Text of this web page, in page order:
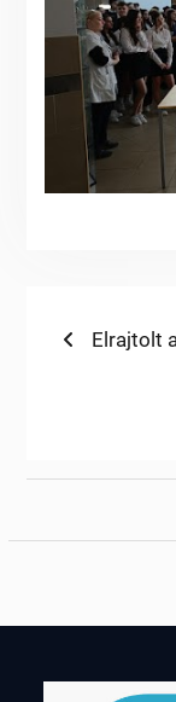
Previous
Elrajtolt